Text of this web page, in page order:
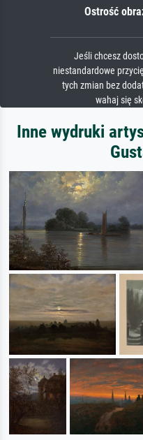
Ostrość
Jeśli chcesz
niestandardowe
tych zmian bez
wahaj się
Inne wydruki